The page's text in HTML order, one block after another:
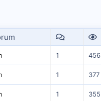
1 456
1 377
1 355